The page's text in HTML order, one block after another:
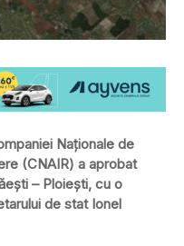
Naționale de
(CNAIR) a aprobat
– Ploiești, cu o
de stat Ionel